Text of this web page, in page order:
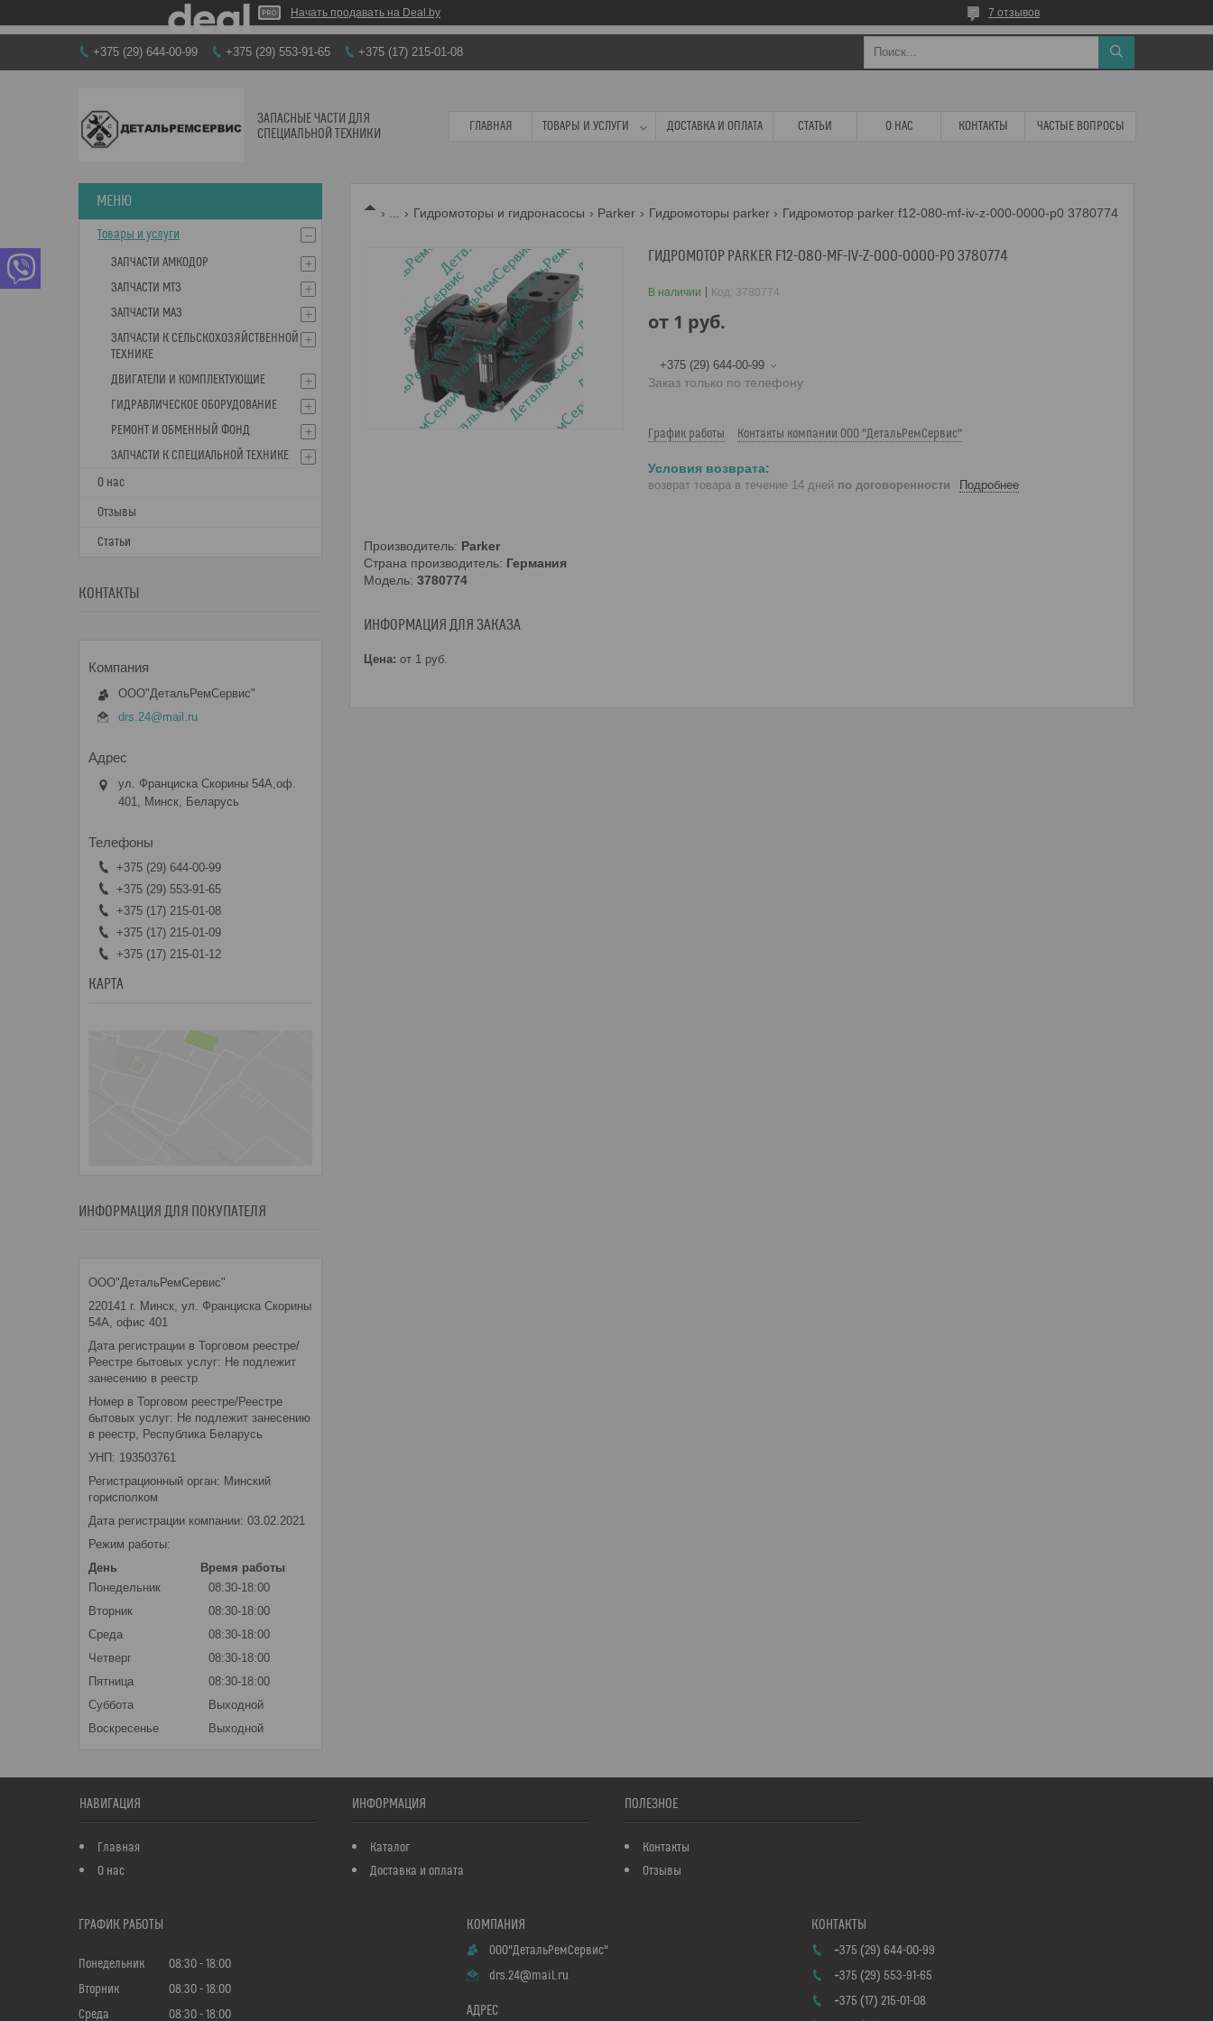
Начать продавать на Deal.by 7 отзывов
+375 (29) 644-00-99 +375 (29) 553-91-65 +375 (17) 215-01-08
ЗАПАСНЫЕ ЧАСТИ ДЛЯ
СПЕЦИАЛЬНОЙ ТЕХНИКИ
ГЛАВНАЯ ТОВАРЫ И УСЛУГИ ДОСТАВКА И ОПЛАТА СТАТЬИ О НАС КОНТАКТЫ ЧАСТЫЕ ВОПРОСЫ
Гидромоторы и гидронасосы Parker Гидромоторы parker Гидромотор parker f12-080-mf-iv-z-000-0000-p0 3780774
ГИДРОМОТОР PARKER F12-080-MF-IV-Z-000-0000-P0 3780774
В наличии Код: 3780774
от 1 руб.
+375 (29) 644-00-99
Заказ только по телефону
График работы Контакты компании ООО "ДетальРемСервис"
возврат товара в течение 14 дней по договоренности Подробнее
Производитель: Parker
Страна производитель: Германия
Модель: 3780774
ИНФОРМАЦИЯ ДЛЯ ЗАКАЗА
Цена: от 1 руб.
Товары и услуги
ЗАПЧАСТИ АМКОДОР
ЗАПЧАСТИ МТЗ
ЗАПЧАСТИ МАЗ
ЗАПЧАСТИ К СЕЛЬСКОХОЗЯЙСТВЕННОЙ
ТЕХНИКЕ
ДВИГАТЕЛИ И КОМПЛЕКТУЮЩИЕ
ГИДРАВЛИЧЕСКОЕ ОБОРУДОВАНИЕ
РЕМОНТ И ОБМЕННЫЙ ФОНД
ЗАПЧАСТИ К СПЕЦИАЛЬНОЙ ТЕХНИКЕ
О нас
Отзывы
Статьи
КОНТАКТЫ
ООО"ДетальРемСервис"
drs.24@mail.ru
ул. Франциска Скорины 54А,оф.
401, Минск, Беларусь
+375 (29) 644-00-99
+375 (29) 553-91-65
+375 (17) 215-01-08
+375 (17) 215-01-09
+375 (17) 215-01-12
КАРТА
ИНФОРМАЦИЯ ДЛЯ ПОКУПАТЕЛЯ
ООО"ДетальРемСервис"
220141 г. Минск, ул. Франциска Скорины
54А, офис 401
Дата регистрации в Торговом реестре/
Реестре бытовых услуг: Не подлежит
занесению в реестр
Номер в Торговом реестре/Реестре
бытовых услуг: Не подлежит занесению
в реестр, Республика Беларусь
УНП: 193503761
Регистрационный орган: Минский
горисполком
Дата регистрации компании: 03.02.2021
Режим работы:
День
Время работы
Понедельник
08:30-18:00
Вторник
08:30-18:00
Среда
08:30-18:00
Четверг
08:30-18:00
Пятница
08:30-18:00
Суббота
Выходной
Воскресенье
Выходной
НАВИГАЦИЯ
Главная
О нас
ИНФОРМАЦИЯ
Каталог
Доставка и оплата
ПОЛЕЗНОЕ
Контакты
Отзывы
ГРАФИК РАБОТЫ
Понедельник 08:30
18:00
Вторник
08:30
18:00
Среда
08:30 18:00
ООО"ДетальРемСервис"
drs.24@mail.ru
+375 (29) 644-00-99
+375 (29) 553-91-65
+375 (17) 215-01-08